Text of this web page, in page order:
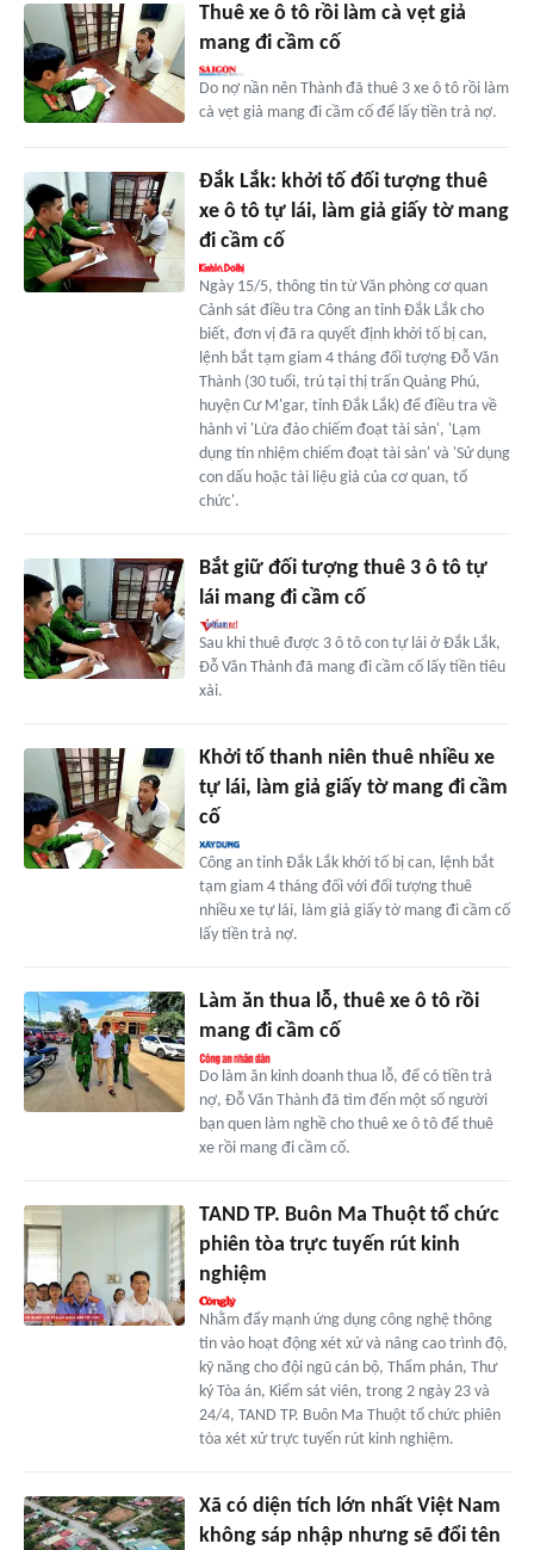
Thuê xe ô tô rồi làm cà vẹt giả
mang đi cầm cố
Do nợ nần nên Thành đã thuê 3 xe ô tô rồi làm
cà vẹt giả mang đi cầm cố để lấy tiền trả nợ.
Đắk Lắk: khởi tố đối tượng thuê
xe ô tô tự lái, làm giả giấy tờ mang
đi cầm cố
Ngày 15/5, thông tin từ Văn phòng cơ quan
Cảnh sát điều tra Công an tỉnh Đắk Lắk cho
biết, đơn vị đã ra quyết định khởi tố bị can,
lệnh bắt tạm giam 4 tháng đối tượng Đỗ Văn
Thành (30 tuổi, trú tại thị trấn Quảng Phú,
huyện Cư M'gar, tỉnh Đắk Lắk) để điều tra về
hành vi 'Lừa đảo chiếm đoạt tài sản', 'Lạm
dụng tín nhiệm chiếm đoạt tài sản' và 'Sử dụng
con dấu hoặc tài liệu giả của cơ quan, tổ
chức'.
Bắt giữ đối tượng thuê 3 ô tô tự
lái mang đi cầm cố
Sau khi thuê được 3 ô tô con tự lái ở Đắk Lắk,
Đỗ Văn Thành đã mang đi cầm cố lấy tiền tiêu
xài.
Khởi tố thanh niên thuê nhiều xe
tự lái, làm giả giấy tờ mang đi cầm
cố
Công an tỉnh Đắk Lắk khởi tố bị can, lệnh bắt
tạm giam 4 tháng đối với đối tượng thuê
nhiều xe tự lái, làm giả giấy tờ mang đi cầm cố
lấy tiền trả nợ.
Làm ăn thua lỗ, thuê xe ô tô rồi
mang đi cầm cố
Do làm ăn kinh doanh thua lỗ, để có tiền trả
nợ, Đỗ Văn Thành đã tìm đến một số người
bạn quen làm nghề cho thuê xe ô tô để thuê
xe rồi mang đi cầm cố.
TAND TP. Buôn Ma Thuột tổ chức
phiên tòa trực tuyến rút kinh
nghiệm
Nhằm đẩy mạnh ứng dụng công nghệ thông
tin vào hoạt động xét xử và nâng cao trình độ,
kỹ năng cho đội ngũ cán bộ, Thẩm phán, Thư
ký Tòa án, Kiểm sát viên, trong 2 ngày 23 và
24/4, TAND TP. Buôn Ma Thuột tổ chức phiên
tòa xét xử trực tuyến rút kinh nghiệm.
Xã có diện tích lớn nhất Việt Nam
không sáp nhập nhưng sẽ đổi tên